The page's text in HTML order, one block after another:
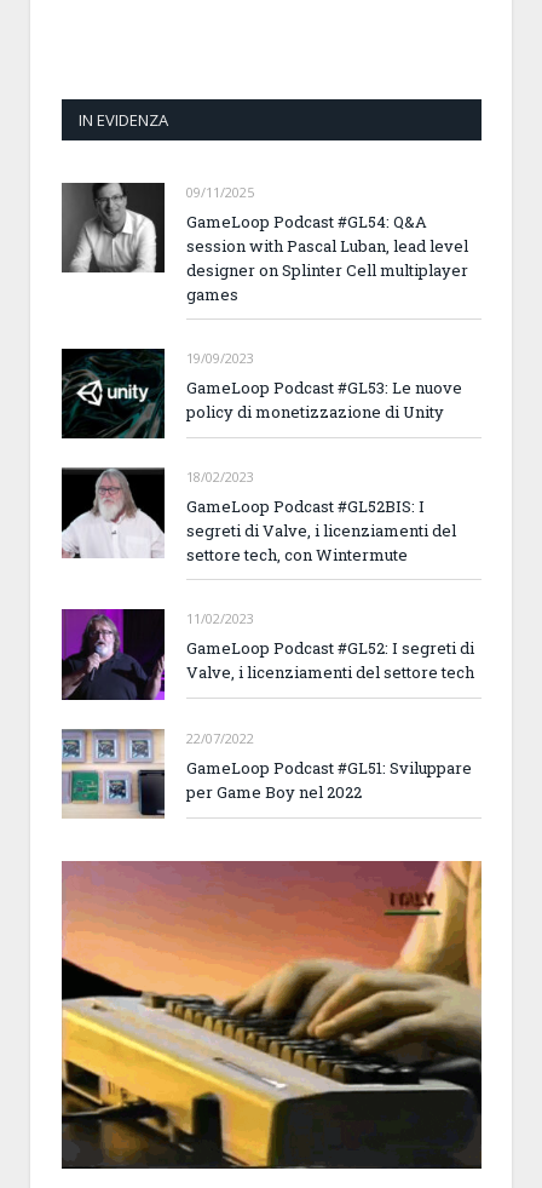
IN EVIDENZA
09/11/2025
GameLoop Podcast #GL54: Q&A
session with Pascal Luban, lead level
designer on Splinter Cell multiplayer
games
19/09/2023
GameLoop Podcast #GL53: Le nuove
policy di monetizzazione di Unity
18/02/2023
GameLoop Podcast #GL52BIS: I
segreti di Valve, i licenziamenti del
settore tech, con Wintermute
11/02/2023
GameLoop Podcast #GL52: I segreti di
Valve, i licenziamenti del settore tech
22/07/2022
GameLoop Podcast #GL51: Sviluppare
per Game Boy nel 2022